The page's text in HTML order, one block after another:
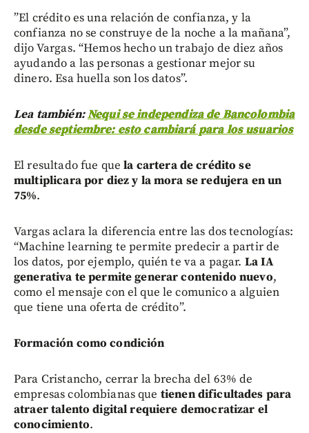
”El crédito es una relación de confianza, y la
confianza no se construye de la noche a la mañana”,
dijo Vargas. “Hemos hecho un trabajo de diez años
ayudando a las personas a gestionar mejor su
dinero. Esa huella son los datos”.
Lea también:Nequi se independiza de Bancolombia
desde septiembre: esto cambiará para los usuarios
El resultado fue quela cartera de crédito se
multiplicara por diez y la mora se redujera en un
75%.
Vargas aclara la diferencia entre las dos tecnologías:
“Machine learning te permite predecir a partir de
los datos, por ejemplo, quién te va a pagar. La IA
generativa te permite generar contenido nuevo,
como el mensaje con el que le comunico a alguien
que tiene una oferta de crédito”.
Formación como condición
Para Cristancho, cerrar la brecha del 63% de
empresas colombianas que tienen dificultades para
atraer talento digital requiere democratizar el
conocimiento.